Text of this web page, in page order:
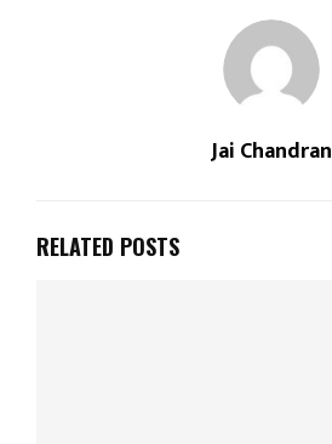
Jai Chandran
RELATED POSTS